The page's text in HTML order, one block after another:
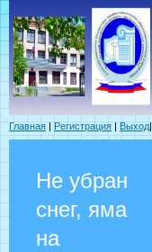
Главная | Регистрация | Выход|
Не убран
снег, яма
на